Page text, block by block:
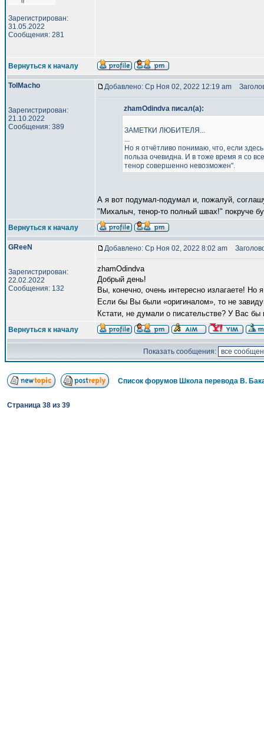
Зарегистрирован:
31.05.2022
Сообщения: 281
Вернуться к началу
TolMacho
Зарегистрирован:
21.10.2022
Сообщения: 389
Добавлено: Ср Ноя 02, 2022 12:19 am
zhamOdindva писал(а):
ЗАМЕТКИ ЛЮБИТЕЛЯ...
...
Но я отчётливо понимаю, что, если
польза очевидна. И в тоже время я со
тенор совершенно невозможен".
А я вот подумал-подумал и, пожалуй,
"Михалыч, тенор-то полный швах!" покруче
Вернуться к началу
GReeN
Зарегистрирован:
22.02.2022
Сообщения: 132
Добавлено: Ср Ноя 02, 2022 8:02 am
zhamOdindva
Добрый день!
Вы, конечно, очень интересно излагаете!
Если бы Вы были «оригиналом», то не
Кстати, не думали о писательстве? У Вас
Вернуться к началу
Показать сообщения:
Список форумов Школа перевода В.
Страница 38 из 39